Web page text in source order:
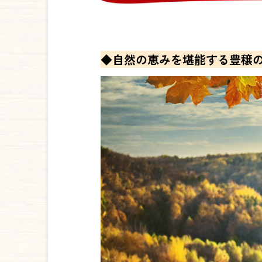
◆自然の恵みを堪能する豊穣